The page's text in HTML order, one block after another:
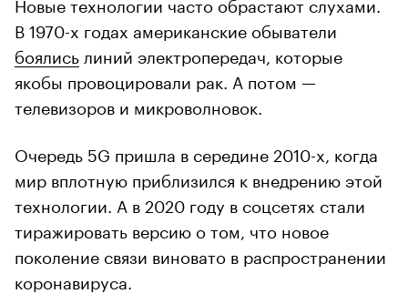
В 1970-х годах американские обыватели
боялись линий электропередач, которые
якобы провоцировали рак. А потом —
телевизоров и микроволновок.
Очередь 5G пришла в середине 2010-х, когда
мир вплотную приблизился к внедрению этой
технологии. А в 2020 году в соцсетях стали
тиражировать версию о том, что новое
поколение связи виновато в распространении
коронавируса.